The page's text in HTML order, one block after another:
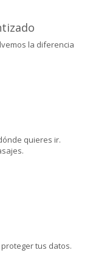
la diferencia
quieres ir.
tus datos.